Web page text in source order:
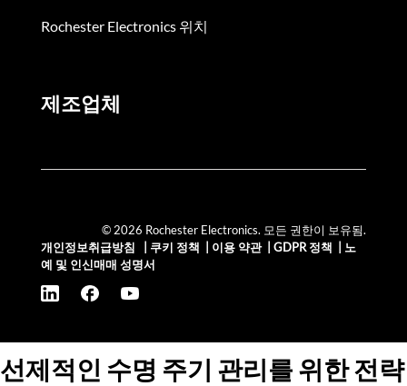
Rochester Electronics 위치
제조업체
© 2026 Rochester Electronics. 모든 권한이 보유됨.
개인정보취급방침
쿠키 정책 이용 약관| GDPR 정책
노
예 및 인신매매 성명서
선제적인 수명 주기 관리를 위한 전략